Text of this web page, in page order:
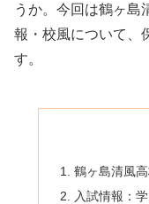
うか。今回は鶴ヶ島
報・校風について、
す。
鶴ヶ島清風
入試情報：